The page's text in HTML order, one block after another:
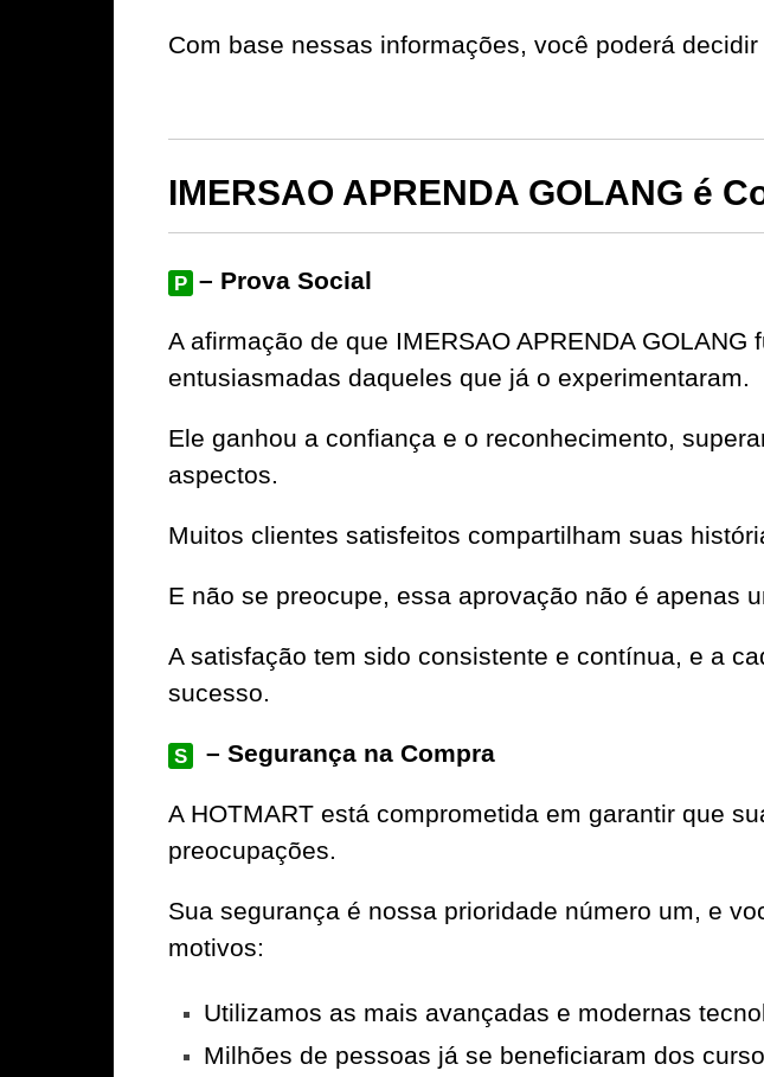
Com base nessas informações, você poderá
IMERSAO APRENDA GOLANG é
P – Prova Social
A afirmação de que IMERSAO APRENDA
entusiasmadas daqueles que já o experimentaram.
Ele ganhou a confiança e o reconhecimento,
aspectos.
Muitos clientes satisfeitos compartilham suas
E não se preocupe, essa aprovação não é apenas
A satisfação tem sido consistente e contínua, e a
sucesso.
S – Segurança na Compra
A HOTMART está comprometida em garantir que
preocupações.
Sua segurança é nossa prioridade número um, e
motivos:
Utilizamos as mais avançadas e modernas
Milhões de pessoas já se beneficiaram dos